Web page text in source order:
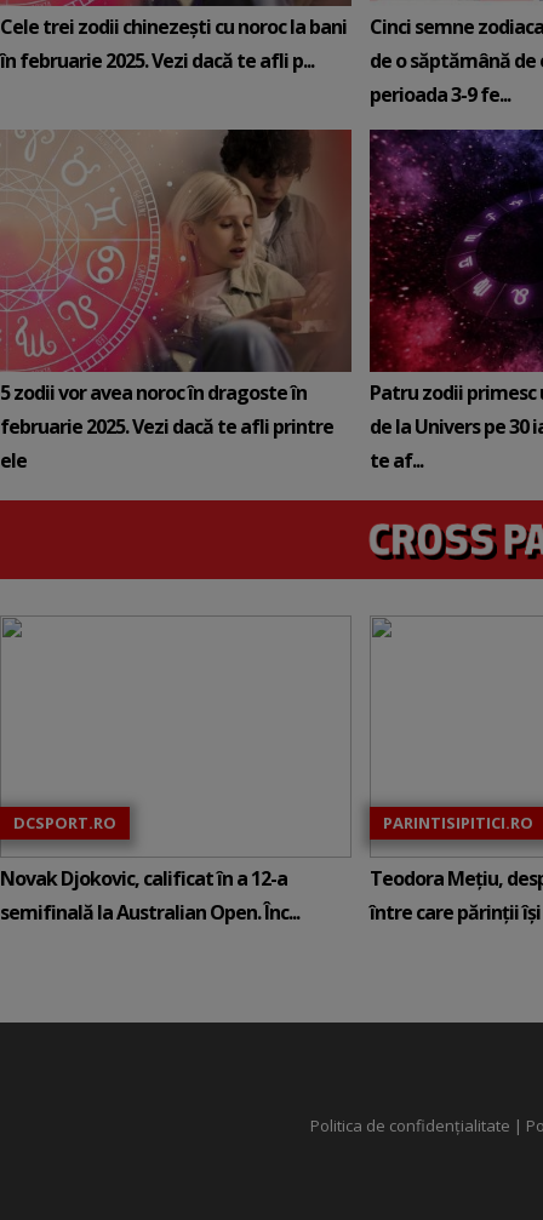
Cele trei zodii chinezești cu noroc la bani
în februarie 2025. Vezi dacă te afli p...
Cinci semne
de o săptămână de
perioada 3-9 fe...
5 zodii vor avea noroc în dragoste în
februarie 2025. Vezi dacă te afli printre
ele
Patru zodii primesc
de la Univers pe 30
te af...
DCSPORT.RO
Novak Djokovic, calificat în a 12-a
semifinală la Australian Open. Înc...
PARINTISIPITICI.RO
Teodora Mețiu,
între care părinții își
Politica de confidențialitate |